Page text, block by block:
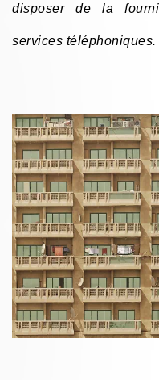
disposer de la
services téléphoniques.